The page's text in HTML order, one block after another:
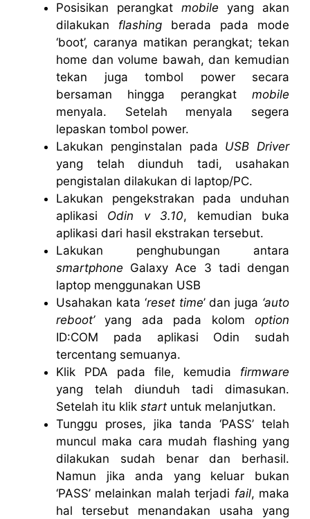
Posisikan perangkat mobile yang akan
dilakukan flashing berada pada mode
‘boot’, caranya matikan perangkat; tekan
home dan volume bawah, dan kemudian
tekan juga tombol power secara
bersaman hingga perangkat mobile
menyala. Setelah menyala segera
lepaskan tombol power.
Lakukan penginstalan pada USB Driver
yang telah diunduh tadi, usahakan
pengistalan dilakukan di laptop/PC.
Lakukan pengekstrakan pada unduhan
aplikasi Odin v 3.10, kemudian buka
aplikasi dari hasil ekstrakan tersebut.
Lakukan penghubungan antara
smartphone Galaxy Ace 3 tadi dengan
laptop menggunakan USB
Usahakan kata ‘reset time’ dan juga ‘auto
reboot’yang ada pada kolomoption
ID:COM pada aplikasi Odin sudah
tercentang semuanya.
Klik PDA pada file, kemudia firmware
yang telah diunduh tadi dimasukan.
Setelah itu klik start untuk melanjutkan.
Tunggu proses, jika tanda ‘PASS’ telah
muncul maka cara mudah flashing yang
dilakukan sudah benar dan berhasil.
Namun jika anda yang keluar bukan
‘PASS’ melainkan malah terjadi fail, maka
hal tersebut menandakan usaha yang